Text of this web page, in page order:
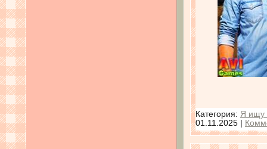
Категория: Я ищу
01.11.2025 |